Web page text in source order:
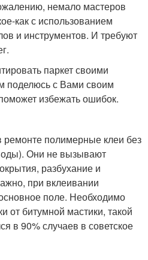
немало мастеров
как с использованием
и инструментов. И требуют
паркет своими
поделюсь с Вами своим
избежать ошибок.
ремонте полимерные клеи без
Они не вызывают
разбухание и
при вклеивании
поле. Необходимо
от битумной мастики, такой
в 90% случаев в советское